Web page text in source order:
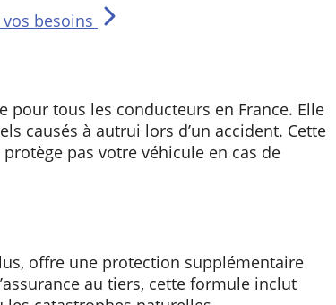
besoins
tous les conducteurs en France. Elle
causés à autrui lors d’un accident. Cette
pas votre véhicule en cas de
offre une protection supplémentaire
au tiers, cette formule inclut